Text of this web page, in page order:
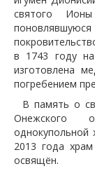
святого
в 1743 году
изготовлена
погребением
В память о
Онежского
однокупольной
2013 года
освящён.